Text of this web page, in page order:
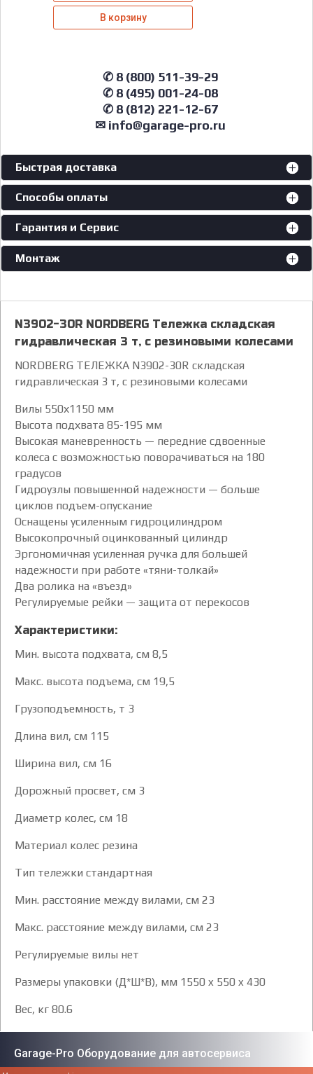
В корзину
✆ 8 (800) 511-39-29
✆ 8 (495) 001-24-08
✆ 8 (812) 221-12-67
✉ info@garage-pro.ru
Быстрая доставка
Способы оплаты
Гарантия и Сервис
Монтаж
N3902-30R NORDBERG Тележка складская
гидравлическая 3 т, с резиновыми колесами
NORDBERG ТЕЛЕЖКА N3902-30R складская
гидравлическая 3 т, с резиновыми колесами
Вилы 550х1150 мм
Высота подхвата 85-195 мм
Высокая маневренность — передние сдвоенные
колеса с возможностью поворачиваться на 180
градусов
Гидроузлы повышенной надежности — больше
циклов подъем-опускание
Оснащены усиленным гидроцилиндром
Высокопрочный оцинкованный цилиндр
Эргономичная усиленная ручка для большей
надежности при работе «тяни-толкай»
Два ролика на «въезд»
Регулируемые рейки — защита от перекосов
Характеристики:
Мин. высота подхвата, см 8,5
Макс. высота подъема, см 19,5
Грузоподъемность, т 3
Длина вил, см 115
Ширина вил, см 16
Дорожный просвет, см 3
Диаметр колес, см 18
Материал колес резина
Тип тележки стандартная
Мин. расстояние между вилами, см 23
Макс. расстояние между вилами, см 23
Регулируемые вилы нет
Размеры упаковки (Д*Ш*В), мм 1550 x 550 x 430
Вес, кг 80.6
Garage-Pro Оборудование для автосервиса